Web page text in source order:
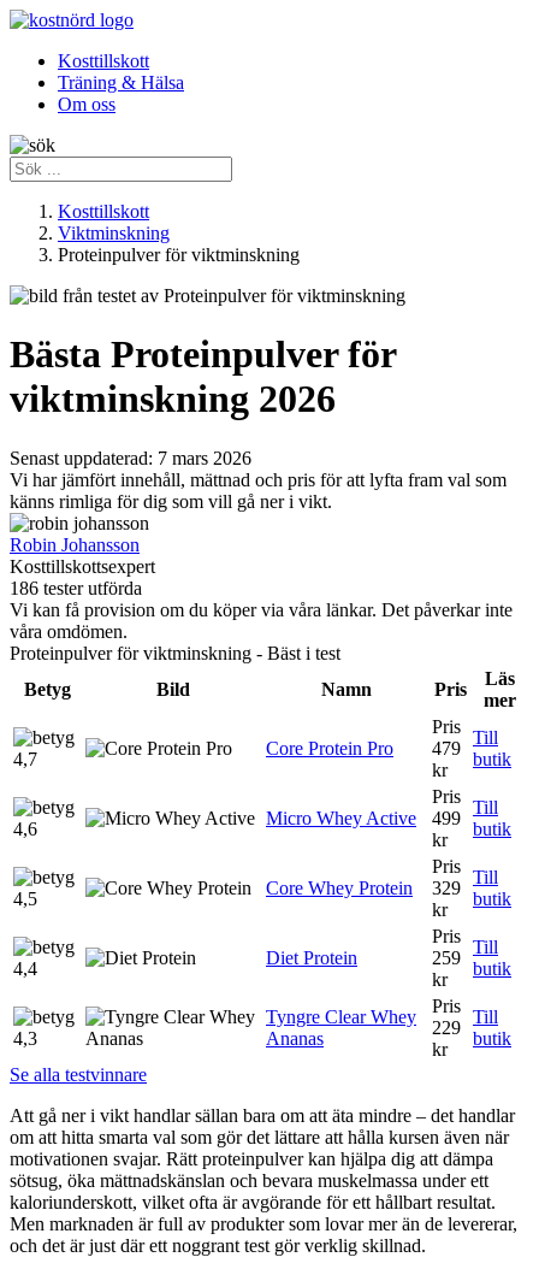
Kosttillskott
Träning & Hälsa
Om oss
Kosttillskott
Viktminskning
Proteinpulver för viktminskning
Bästa Proteinpulver för
viktminskning 2026
Senast uppdaterad: 7 mars 2026
Vi har jämfört innehåll, mättnad och pris för att lyfta fram val som
känns rimliga för dig som vill gå ner i vikt.
Robin Johansson
Kosttillskottsexpert
186 tester utförda
Vi kan få provision om du köper via våra länkar. Det påverkar inte
våra omdömen.
Proteinpulver för viktminskning - Bäst i test
Betyg
Bild Namn Pris
Läs
mer
4,7
Core Protein Pro
Pris
479
kr
Till
butik
4,6
Micro Whey Active
Pris
499
kr
Till
butik
4,5
Core Whey Protein
Pris
329
kr
Till
butik
4,4
Diet Protein
Pris
259
kr
Till
butik
4,3
Tyngre Clear Whey
Ananas
Pris
229
kr
Till
butik
Se alla testvinnare
Att gå ner i vikt handlar sällan bara om att äta mindre – det handlar
om att hitta smarta val som gör det lättare att hålla kursen även när
motivationen svajar. Rätt proteinpulver kan hjälpa dig att dämpa
sötsug, öka mättnadskänslan och bevara muskelmassa under ett
kaloriunderskott, vilket ofta är avgörande för ett hållbart resultat.
Men marknaden är full av produkter som lovar mer än de levererar,
och det är just där ett noggrant test gör verklig skillnad.